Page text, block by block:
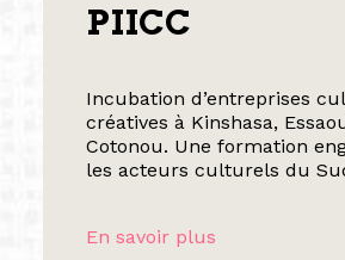
PIICC
Incubation d’entreprises
créatives à Kinshasa,
Cotonou. Une formation
les acteurs culturels du
En savoir plus